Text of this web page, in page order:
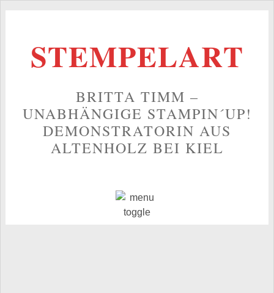
STEMPELART
BRITTA TIMM –
UNABHÄNGIGE STAMPIN´UP!
DEMONSTRATORIN AUS
ALTENHOLZ BEI KIEL